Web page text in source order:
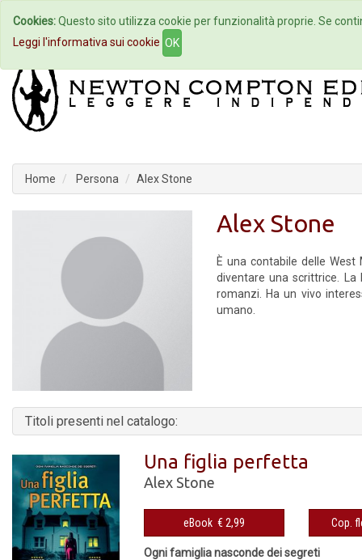
Home Autori Eventi
Home Persona Alex Stone
Alex Stone
È una contabile delle
diventare una scrittrice. La
romanzi. Ha un vivo
umano.
Titoli presenti nel catalogo:
Una figlia perfetta
Alex Stone
eBook € 2,99
Ogni famiglia nasconde dei segreti
Cookies:Questo sito utilizza cookie per funzionalità proprie. Se
Leggi l'informativa sui cookie OK